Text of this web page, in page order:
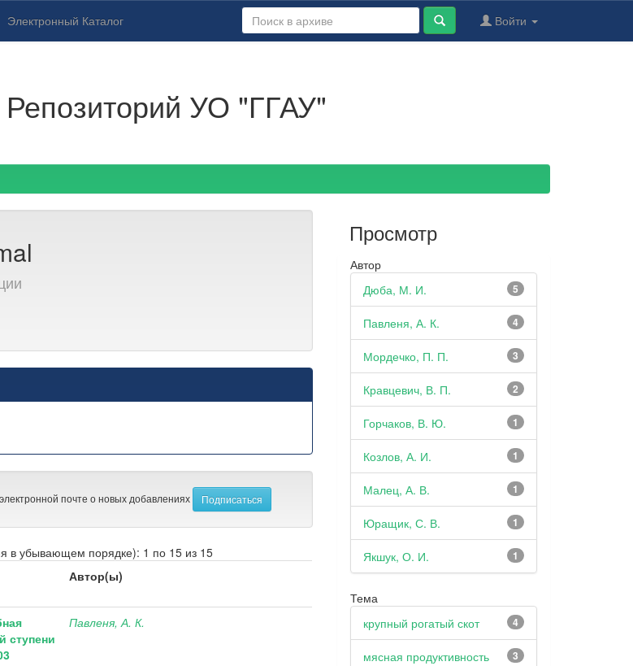
Электронный Каталог Войти
Репозиторий УО "ГГАУ"
почте о новых добавлениях
в убывающем порядке): 1 по 15 из 15
Автор(ы)
ступени
Павленя, А. К.
Просмотр
Автор
5
Дюба, М. И.
4
Павленя, А. К.
3
Мордечко, П. П.
2
Кравцевич, В. П.
1
Горчаков, В. Ю.
1
Козлов, А. И.
1
Малец, А. В.
1
Юращик, С. В.
1
Якшук, О. И.
Тема
4
крупный рогатый скот
3
мясная продуктивность